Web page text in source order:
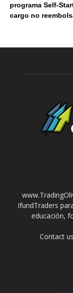
programa Self-
cargo no
IfundTraders
educación,
Contact